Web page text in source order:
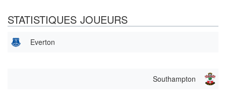
STATISTIQUES JOUEURS
Everton
Southampton